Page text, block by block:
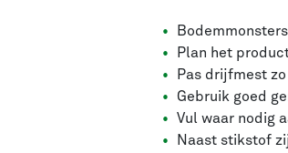
Plan het
Pas drijfmest
Gebruik goed
Vul waar nodig
Naast stikstof